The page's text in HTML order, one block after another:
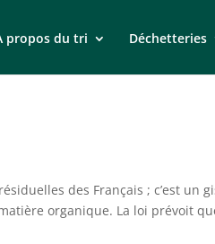
propos du tri Déchetteries
des Français ; c’est
organique. La loi prévoit